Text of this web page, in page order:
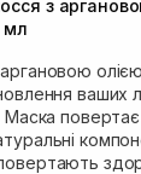
вул. Кулика
з
мл
ваших
повертає